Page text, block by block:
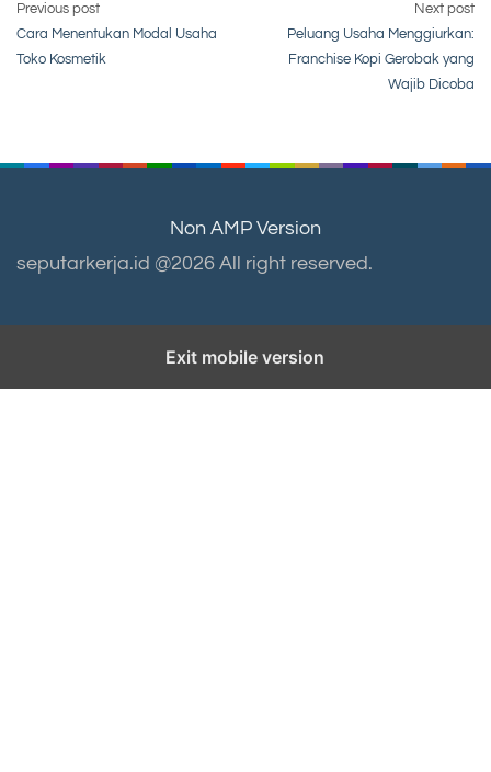
Post
navigation
Previous post
Cara Menentukan Modal Usaha
Toko Kosmetik
Next post
Peluang Usaha Menggiurkan:
Franchise Kopi Gerobak yang
Wajib Dicoba
Non AMP Version
seputarkerja.id @2026 All right reserved.
Exit mobile version